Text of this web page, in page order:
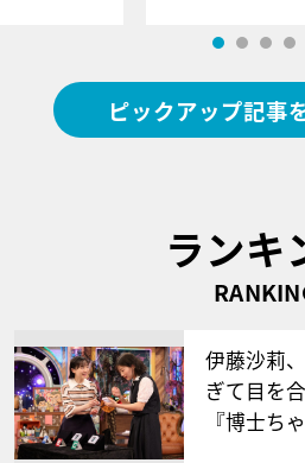
ピックアップ記事
ランキ
伊藤沙莉
ぎて目を
『博士ち